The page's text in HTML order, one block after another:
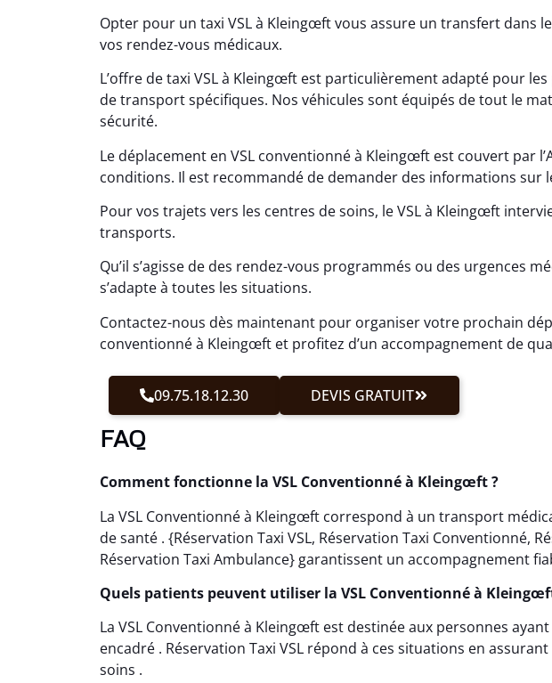
Opter pour un taxi VSL à Kleingœft vous assure un transfert dans
vos rendez-vous médicaux.
L’offre de taxi VSL à Kleingœft est particulièrement adapté pour
de transport spécifiques. Nos véhicules sont équipés de tout le
sécurité.
Le déplacement en VSL conventionné à Kleingœft est couvert par
conditions. Il est recommandé de demander des informations sur
Pour vos trajets vers les centres de soins, le VSL à Kleingœft
transports.
Qu’il s’agisse de des rendez-vous programmés ou des urgences
s’adapte à toutes les situations.
Contactez-nous dès maintenant pour organiser votre prochain
conventionné à Kleingœft et profitez d’un accompagnement de
09.75.18.12.30 DEVIS GRATUIT
FAQ
Comment fonctionne la VSL Conventionné à Kleingœft ?
La VSL Conventionné à Kleingœft correspond à un transport
de santé . {Réservation Taxi VSL, Réservation Taxi Conventionné,
Réservation Taxi Ambulance} garantissent un accompagnement
Quels patients peuvent utiliser la VSL Conventionné à
La VSL Conventionné à Kleingœft est destinée aux personnes
encadré . Réservation Taxi VSL répond à ces situations en
soins .